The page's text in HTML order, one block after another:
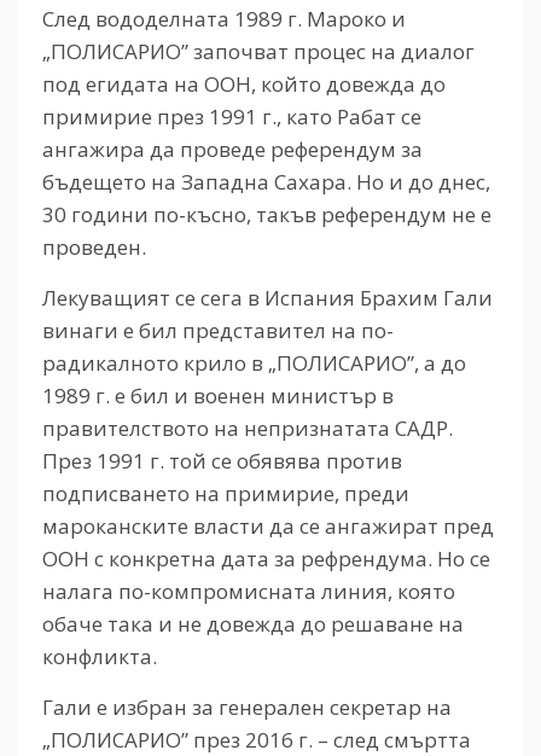
След вододелната 1989 г. Мароко и
„ПОЛИСАРИО” започват процес на диалог
под егидата на ООН, който довежда до
примирие през 1991 г., като Рабат се
ангажира да проведе референдум за
бъдещето на Западна Сахара. Но и до днес,
30 години по-късно, такъв референдум не е
проведен.
Лекуващият се сега в Испания Брахим Гали
винаги е бил представител на по-
радикалното крило в „ПОЛИСАРИО”, а до
1989 г. е бил и военен министър в
правителството на непризнатата САДР.
През 1991 г. той се обявява против
подписването на примирие, преди
мароканските власти да се ангажират пред
ООН с конкретна дата за рефрендума. Но се
налага по-компромисната линия, която
обаче така и не довежда до решаване на
конфликта.
Гали е избран за генерален секретар на
„ПОЛИСАРИО” през 2016 г. – след смъртта